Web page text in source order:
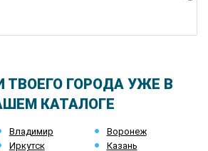
ТВОЕГО ГОРОДА УЖЕ В
КАТАЛОГЕ
Владимир
Воронеж
Иркутск Казань